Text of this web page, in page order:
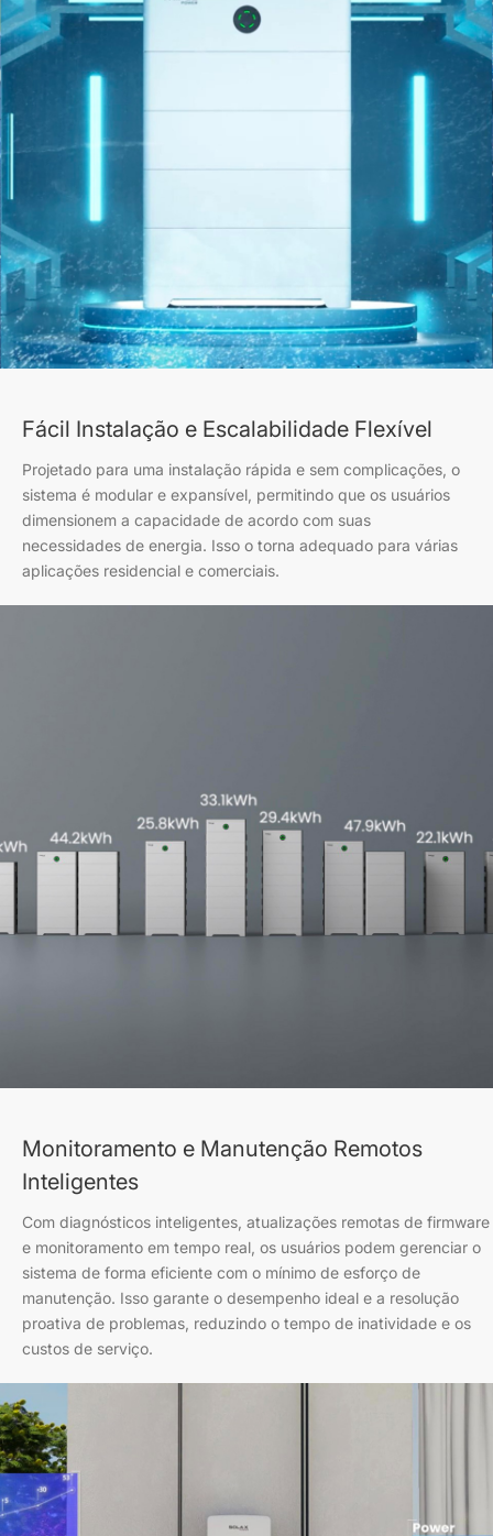
Fácil Instalação e Escalabilidade Flexível
Projetado para uma instalação rápida e sem complicações, o
sistema é modular e expansível, permitindo que os usuários
dimensionem a capacidade de acordo com suas
necessidades de energia. Isso o torna adequado para várias
aplicações residencial e comerciais.
Monitoramento e Manutenção Remotos
Inteligentes
Com diagnósticos inteligentes, atualizações remotas de firmware
e monitoramento em tempo real, os usuários podem gerenciar o
sistema de forma eficiente com o mínimo de esforço de
manutenção. Isso garante o desempenho ideal e a resolução
proativa de problemas, reduzindo o tempo de inatividade e os
custos de serviço.